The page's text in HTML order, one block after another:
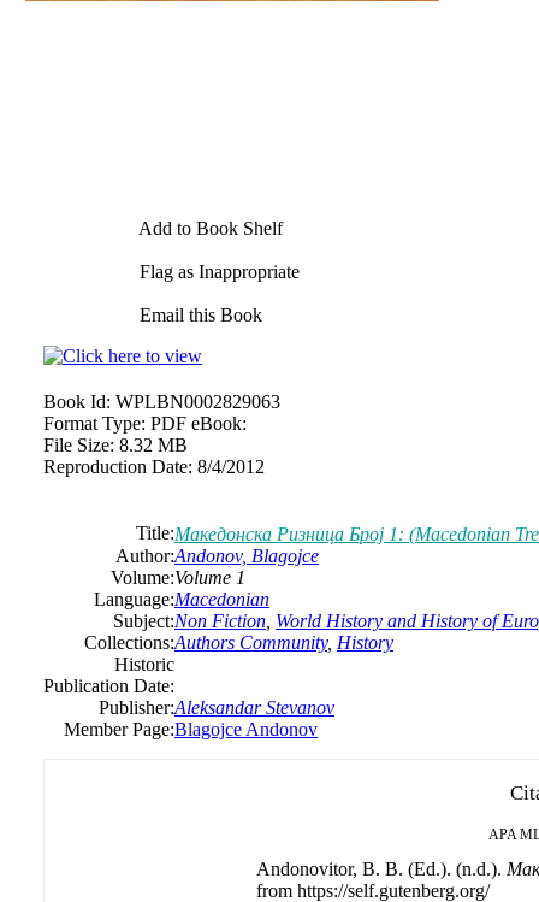
Add to Book Shelf
Flag as Inappropriate
Email this Book
Book Id: WPLBN0002829063
Format Type: PDF eBook:
File Size: 8.32 MB
Reproduction Date: 8/4/2012
Title:Македонска Ризница Број 1: (Macedonian
Author:Andonov, Blagojce
Volume:Volume 1
Language:Macedonian
Subject:Non Fiction World History and History of
Collections:Authors Community, History
Historic
Publication Date:
Publisher:Aleksandar Stevanov
Member Page:Blagojce Andonov
APA
Andonovitor, B. B. (Ed.). (n.d.).
from https://self.gutenberg.org/